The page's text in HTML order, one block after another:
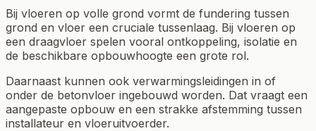
Bij vloeren op volle grond vormt de fundering tussen
grond en vloer een cruciale tussenlaag. Bij vloeren op
een draagvloer spelen vooral ontkoppeling, isolatie en
de beschikbare opbouwhoogte een grote rol.
Daarnaast kunnen ook verwarmingsleidingen in of
onder de betonvloer ingebouwd worden. Dat vraagt een
aangepaste opbouw en een strakke afstemming tussen
installateur en vloeruitvoerder.